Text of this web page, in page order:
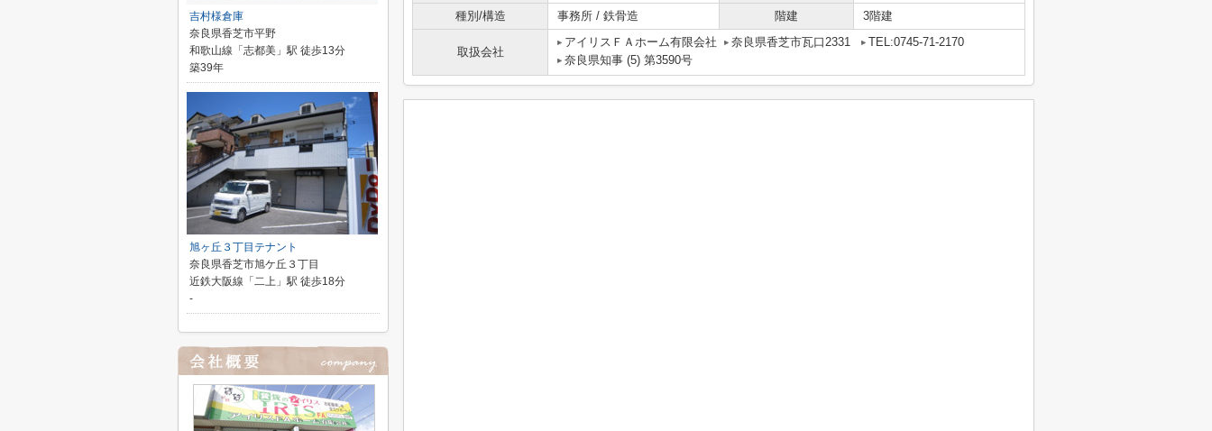
種別/構造 事務所 / 鉄骨造 階建 3階建
取扱会社
アイリスＦＡホーム有限会社 奈良県香芝市瓦口2331
TEL:0745-71-2170
奈良県知事 (5) 第3590号
吉村様倉庫
奈良県香芝市平野
和歌山線「志都美」駅 徒歩13分
築39年
旭ヶ丘３丁目テナント
奈良県香芝市旭ケ丘３丁目
近鉄大阪線「二上」駅 徒歩18分
-